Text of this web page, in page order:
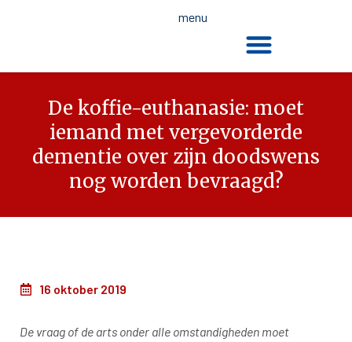
menu
De koffie-euthanasie: moet
iemand met vergevorderde
dementie over zijn doodswens
nog worden bevraagd?
16 oktober 2019
De vraag of de arts onder alle omstandigheden moet